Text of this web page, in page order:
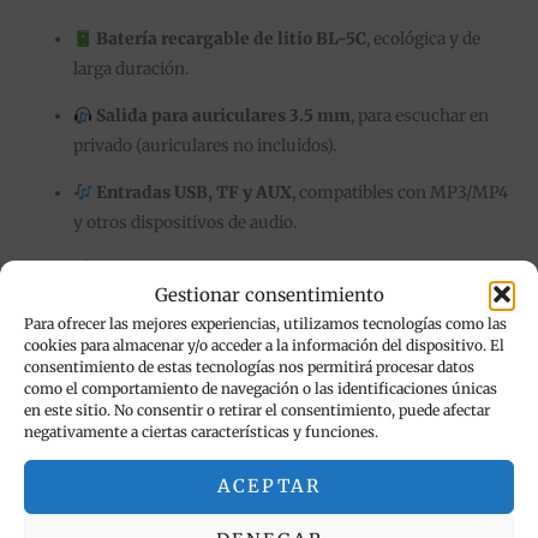
Gestionar consentimiento
Para ofrecer las mejores experiencias, utilizamos tecnologías como las
cookies para almacenar y/o acceder a la información del dispositivo. El
consentimiento de estas tecnologías nos permitirá procesar datos
como el comportamiento de navegación o las identificaciones únicas
en este sitio. No consentir o retirar el consentimiento, puede afectar
negativamente a ciertas características y funciones.
ACEPTAR
Batería recargable de litio BL-5C, ecológica y de
larga duración.
Salida para auriculares 3.5 mm, para escuchar en
privado (auriculares no incluidos).
Entradas USB, TF y AUX, compatibles con MP3/MP4
y otros dispositivos de audio.
para una señal más estable.
Diseño compacto y liviano, fácil de transportar a
donde vayas: casa, parque, picnic o viajes.
Acabado elegante con recubrimiento UV, agradable al tacto y
resistente al uso diario.